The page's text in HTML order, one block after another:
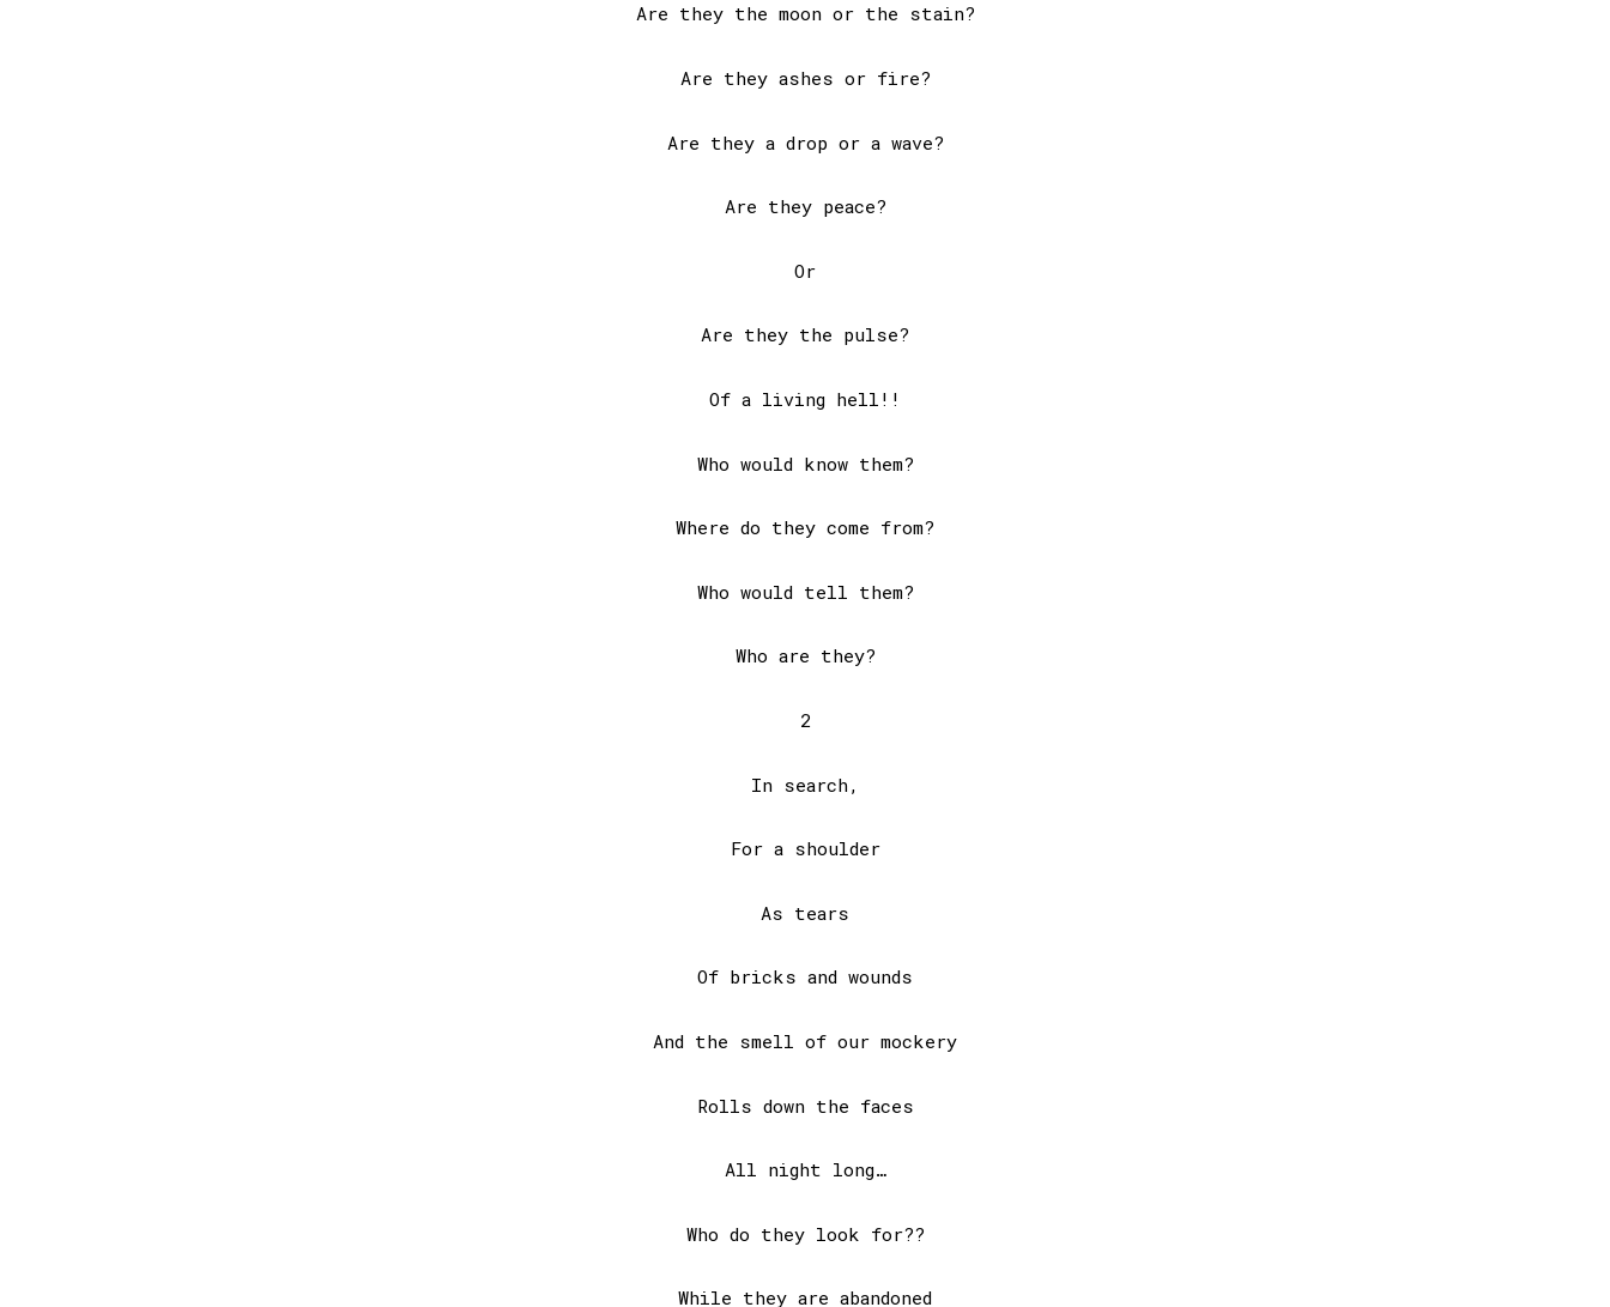
Are they the moon or the stain?
Are they ashes or fire?
Are they a drop or a wave?
Are they peace?
Or
Are they the pulse?
Of a living hell!!
Who would know them?
Where do they come from?
Who would tell them?
Who are they?
2
In search,
For a shoulder
As tears
Of bricks and wounds
And the smell of our mockery
Rolls down the faces
All night long…
Who do they look for??
While they are abandoned